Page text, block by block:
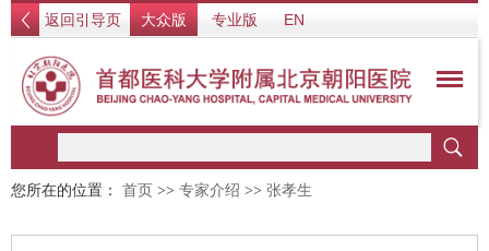
返回引导页 大众版 专业版 EN
您所在的位置： 首页 >> 专家介绍 >> 张孝生